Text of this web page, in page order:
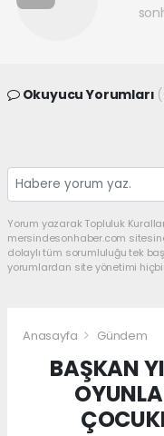
Okuyucu Yorumları
Yorum yazarak Topluluk
mersindesonhaber.com
dolaylı tüm sorumluluğu tek
yorumlardan site yönetimi
Anasayfa Gündem
BAŞKAN